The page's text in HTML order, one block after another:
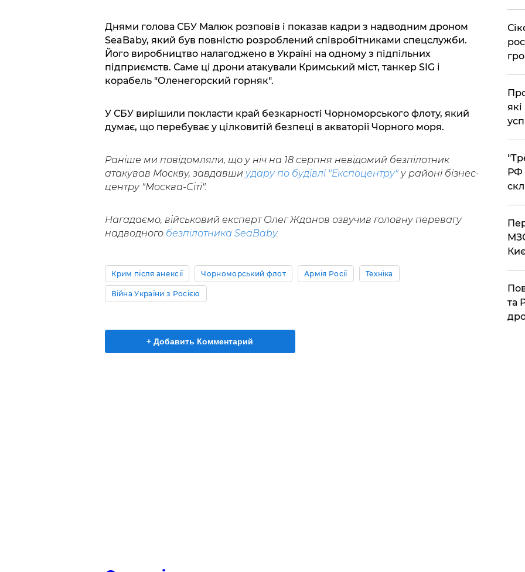
Днями голова СБУ Малюк розповів і показав кадри з надводним дроном
SeaBaby, який був повністю розроблений співробітниками спецслужби.
Його виробництво налагоджено в Україні на одному з підпільних
підприємств. Саме ці дрони атакували Кримський міст, танкер SIG і
корабель "Оленегорский горняк".
У СБУ вирішили покласти край безкарності Чорноморського флоту, який
думає, що перебуває у цілковитій безпеці в акваторії Чорного моря.
Раніше ми повідомляли, що у ніч на 18 серпня невідомий безпілотник
атакував Москву, завдавши удару по будівлі "Експоцентру"у районі бізнес-
центру "Москва-Сіті".
Нагадаємо, військовий експерт Олег Жданов озвучив головну перевагу
надводного безпілотника SeaBaby.
Крим після анексії Чорноморський флот Армія Росії Техніка
Війна України з Росією
+ Добавить Комментарий
РФ
та